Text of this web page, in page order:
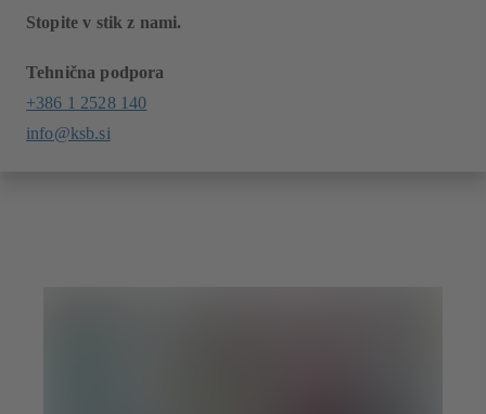
Stopite v stik z nami.
Tehnična podpora
+386 1 2528 140
info@ksb.si